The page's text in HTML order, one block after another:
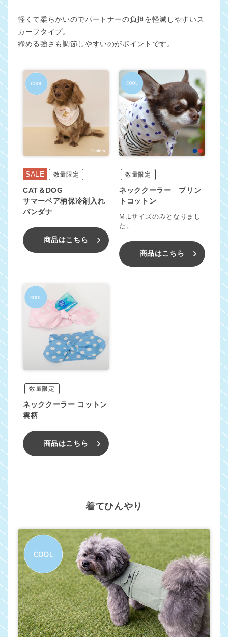
軽くて柔らかいのでパートナーの負担を軽減しやすいス
カーフタイプ。
締める強さも調節しやすいのがポイントです。
SALE 数量限定
CAT＆DOG
サマーベア柄保冷剤入れ
バンダナ
商品はこちら
数量限定
ネッククーラー プリン
トコットン
M,Lサイズのみとなりまし
た。
商品はこちら
数量限定
ネッククーラー コットン
雲柄
商品はこちら
着てひんやり